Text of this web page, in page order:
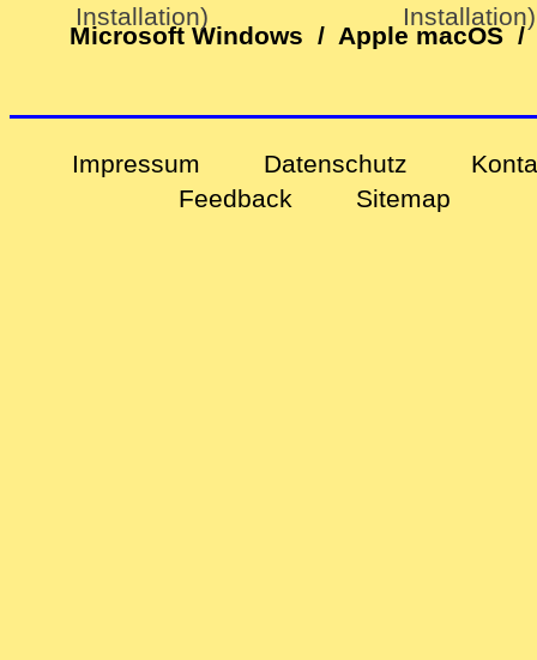
Installation)
Installation)
Microsoft Windows /Apple macOS /
Impressum Datenschutz
Feedback
Sitemap